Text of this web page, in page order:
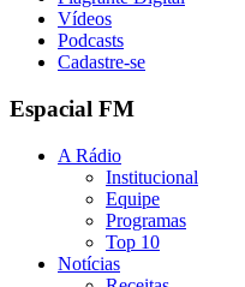
Vídeos
Podcasts
Cadastre-se
Espacial FM
A Rádio
Institucional
Equipe
Programas
Top 10
Notícias